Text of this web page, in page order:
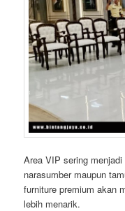
Area VIP sering
narasumber maupun
furniture premium akan
lebih menarik.